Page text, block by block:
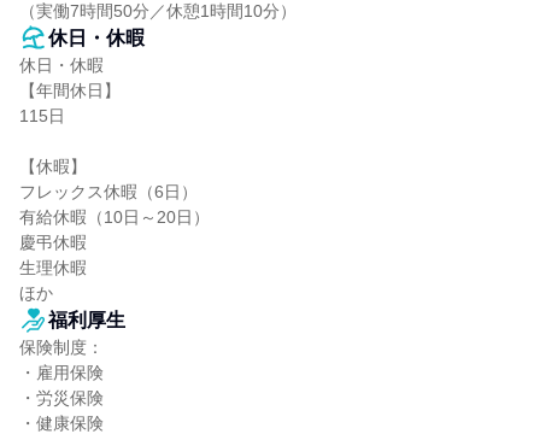
（実働7時間50分／休憩1時間10分）
休日・休暇
休日・休暇
【年間休日】
115日
【休暇】
フレックス休暇（6日）
有給休暇（10日～20日）
慶弔休暇
生理休暇
ほか
福利厚生
保険制度：
・雇用保険
・労災保険
・健康保険